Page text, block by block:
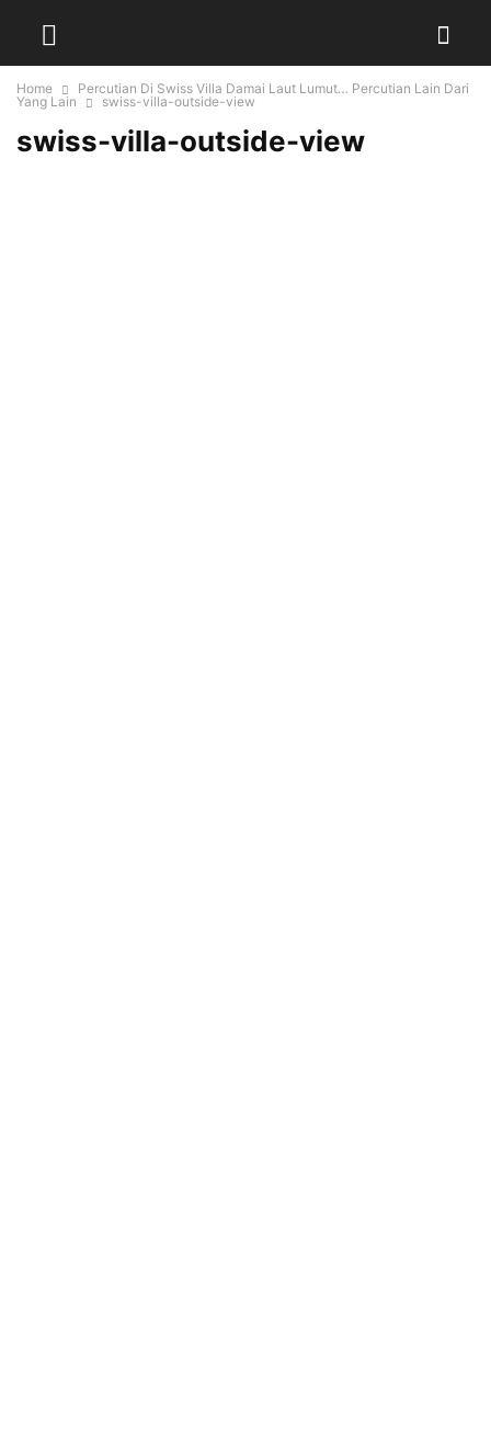
Home
Percutian Di Swiss Villa Damai Laut Lumut… Percutian Lain Dari
Yang Lain
swiss-villa-outside-view
swiss-villa-outside-view